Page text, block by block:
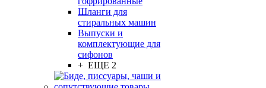
Шланги для
стиральных машин
Выпуски и
комплектующие для
сифонов
+ ЕЩЕ 2